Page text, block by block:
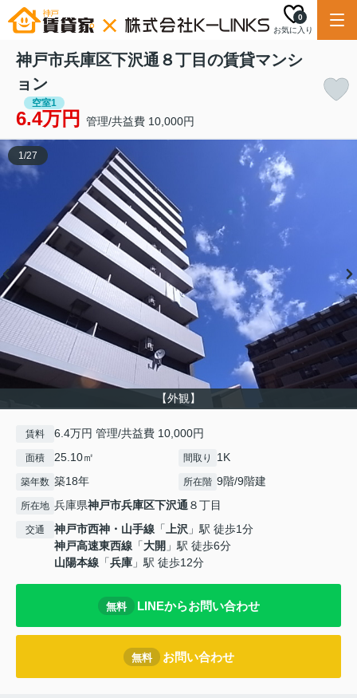
お気に入り
0
神戸市兵庫区下沢通８丁目の賃貸マンシ
ョン
空室1
6.4万円 管理/共益費 10,000円
【外観】
1/27
賃料 6.4万円 管理/共益費 10,000円
面積 25.10㎡ 間取り 1K
築年数 築18年 所在階 9階/9階建
所在地 兵庫県神戸市兵庫区下沢通８丁目
交通 神戸市西神・山手線 「上沢 」駅 徒歩1分
神戸高速東西線 「大開 」駅 徒歩6分
山陽本線 「兵庫 」駅 徒歩12分
無料 LINEからお問い合わせ
無料 お問い合わせ